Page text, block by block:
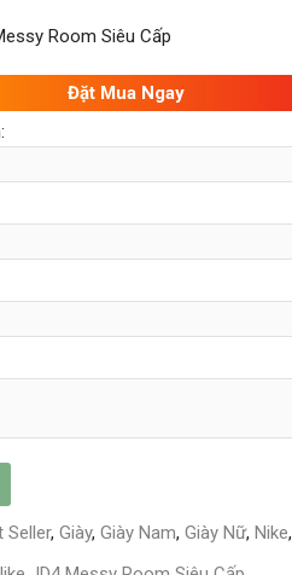
Room Siêu Cấp
Đặt Mua Ngay
Seller, Giày, Giày Nam, Giày Nữ, Nike,